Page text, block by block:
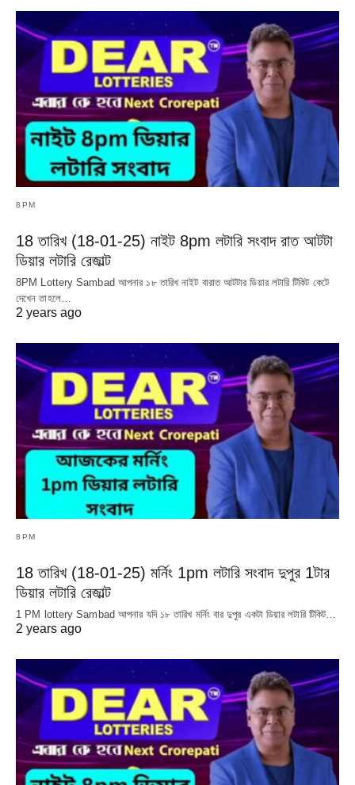
8PM
18 তারিখ (18-01-25) নাইট 8pm লটারি সংবাদ রাত আটটা
ডিয়ার লটারি রেজাল্ট
8PM Lottery Sambad আপনার ১৮ তারিখ নাইট বারাত আটটার ডিয়ার লটারি টিকিট কেটে
দেখেন তাহলে…
2 years ago
8PM
18 তারিখ (18-01-25) মর্নিং 1pm লটারি সংবাদ দুপুর 1টার
ডিয়ার লটারি রেজাল্ট
1 PM lottery Sambad আপনার যদি ১৮ তারিখ মর্নিং বার দুপুর একটা ডিয়ার লটারি টিকিট…
2 years ago